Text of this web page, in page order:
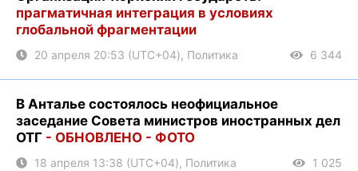
прагматичная интеграция в условиях
глобальной фрагментации
20 апреля 20:53 (UTC+04), Политика 6 344
В Анталье состоялось неофициальное
заседание Совета министров иностранных дел
ОТГ - ОБНОВЛЕНО - ФОТО
18 апреля 13:38 (UTC+04), Политика 1 025